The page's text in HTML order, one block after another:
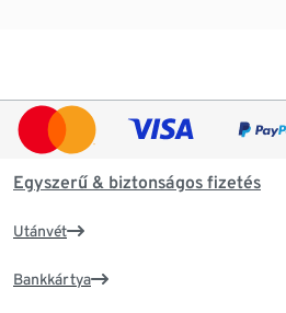
Egyszerű & biztonságos fizetés
Utánvét
Bankkártya